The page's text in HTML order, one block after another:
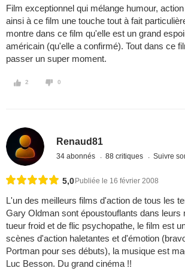
Film exceptionnel qui mélange humour,
ainsi à ce film une touche tout à fait
montre dans ce film qu'elle est un grand
américain (qu'elle a confirmé). Tout dans ce
passer un super moment.
2 0
Renaud81
34 abonnés 88 critiques Suivre
5,0 Publiée le 16 février 2008
L'un des meilleurs films d'action de tous les
Gary Oldman sont époustouflants dans leurs
tueur froid et de flic psychopathe, le film est
scènes d'action haletantes et d'émotion
Portman pour ses débuts), la musique est
Luc Besson. Du grand cinéma !!